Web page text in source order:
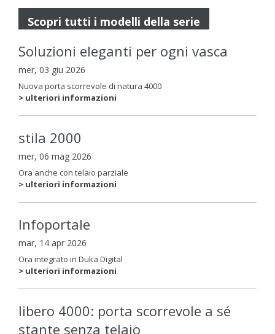
Scopri tutti i modelli della serie
Soluzioni eleganti per ogni vasca
mer, 03 giu 2026
Nuova porta scorrevole di natura 4000
> ulteriori informazioni
stila 2000
mer, 06 mag 2026
Ora anche con telaio parziale
> ulteriori informazioni
Infoportale
mar, 14 apr 2026
Ora integrato in Duka Digital
> ulteriori informazioni
libero 4000: porta scorrevole a sé
stante senza telaio